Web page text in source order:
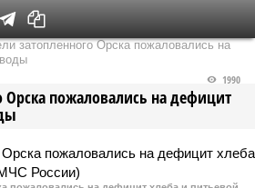
выпуск
затопленного Орска пожаловались на
Орска пожаловались на дефицит
1990